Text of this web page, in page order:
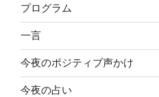
プログラム
一言
今夜のポジティブ声かけ
今夜の占い